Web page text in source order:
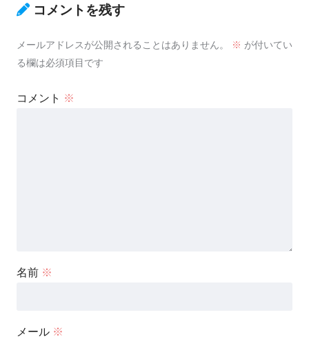
コメントを残す
メールアドレスが公開されることはありません。 ※ が付いてい
る欄は必須項目です
コメント ※
名前 ※
メール ※